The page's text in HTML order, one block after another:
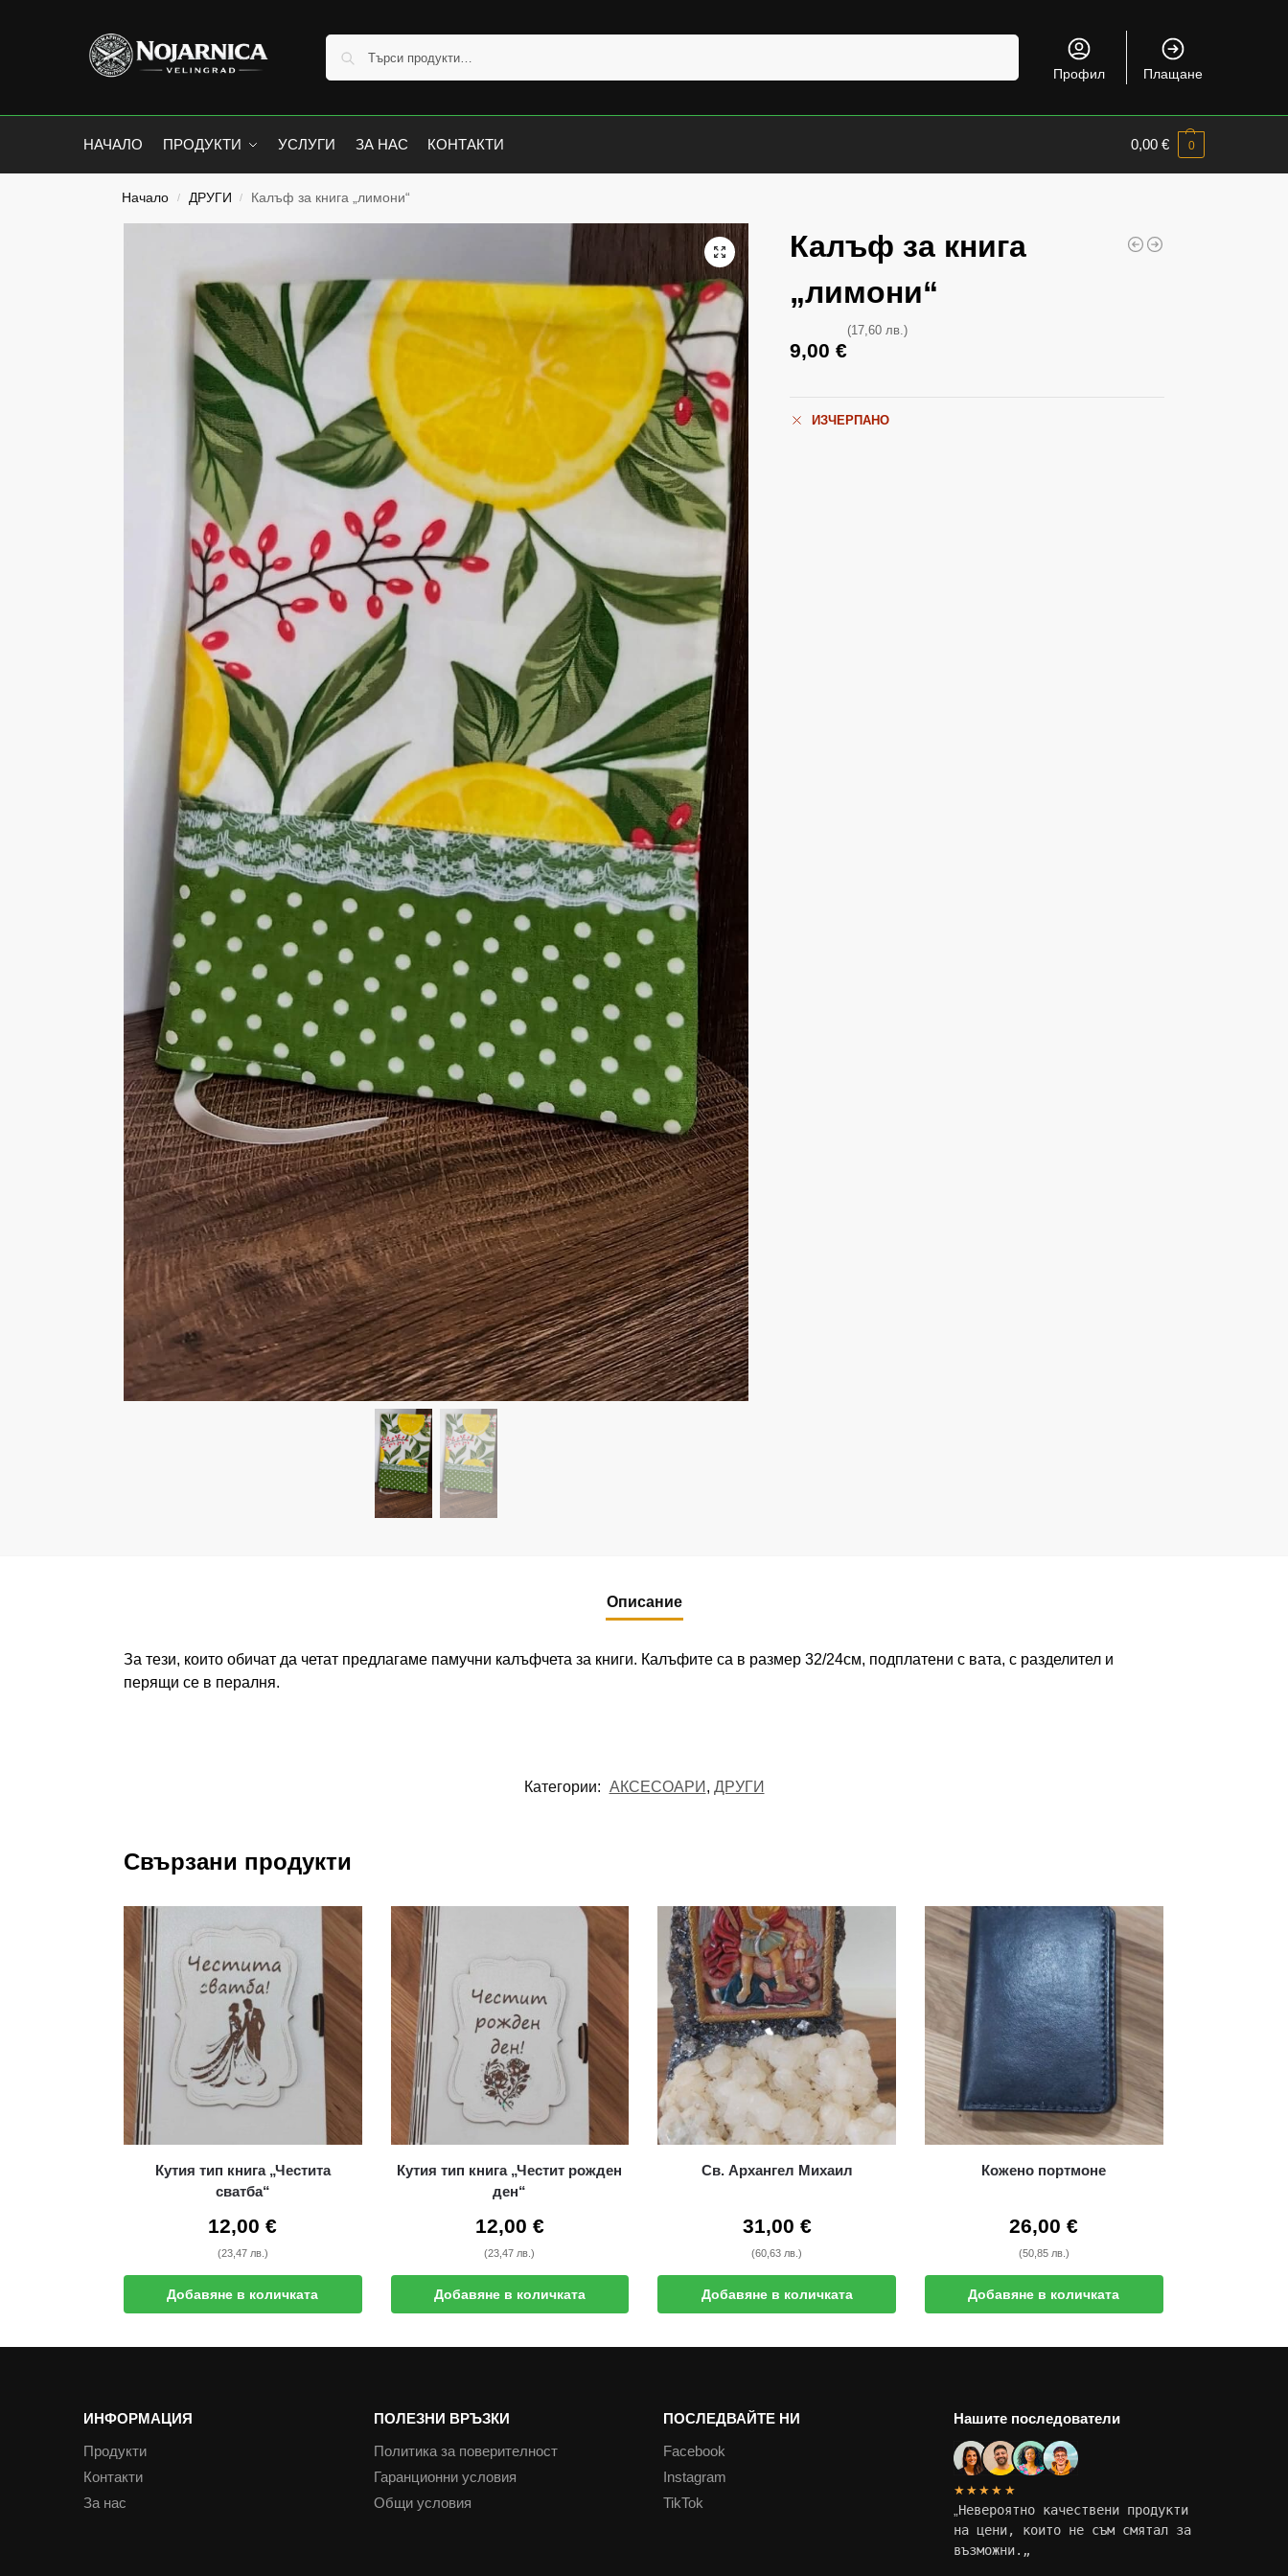
Профил Плащане
НАЧАЛО ПРОДУКТИ УСЛУГИ ЗА НАС КОНТАКТИ 0,00 € 0
Начало / ДРУГИ / Калъф за книга „лимони“
Калъф за книга
„лимони“
9,00€
(17,60 лв.)
ИЗЧЕРПАНО
Описание
За тези, които обичат да четат предлагаме памучни калъфчета за книги. Калъфите са в размер 32/24см, подплатени с вата, с разделител и
перящи се в пералня.
Категории: АКСЕСОАРИ , ДРУГИ
Свързани продукти
Кутия тип книга „Честита
сватба“
12,00€
(23,47 лв.)
Добавяне в количката
Кутия тип книга „Честит рожден
ден“
12,00 €
(23,47 лв.)
Добавяне в количката
Св. Архангел Михаил
31,00 €
(60,63 лв.)
Добавяне в количката
Кожено портмоне
26,00€
(50,85 лв.)
Добавяне в количката
ИНФОРМАЦИЯ
Продукти
Контакти
За нас
ПОЛЕЗНИ ВРЪЗКИ
Политика за поверителност
Гаранционни условия
Общи условия
ПОСЛЕДВАЙТЕ НИ
Facebook
Instagram
TikTok
Нашите последователи
★★★★★
„Невероятно качествени продукти
на цени, които не съм смятал за
възможни. „